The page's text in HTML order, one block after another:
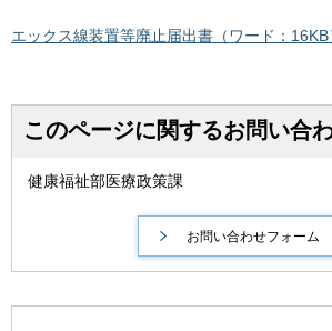
エックス線装置等廃止届出書（ワード：16KB
このページに関するお問い合
健康福祉部医療政策課